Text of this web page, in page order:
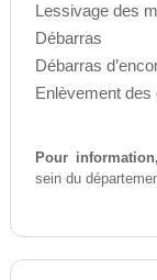
Lessivage des
Débarras
Débarras
Enlèvement des
Pour information,
sein du